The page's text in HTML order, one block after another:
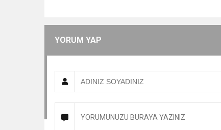
YORUM YAP